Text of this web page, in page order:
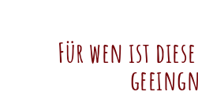
Für wen ist